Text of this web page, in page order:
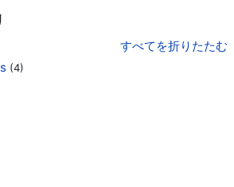
すべてを折りたたむ
(4)